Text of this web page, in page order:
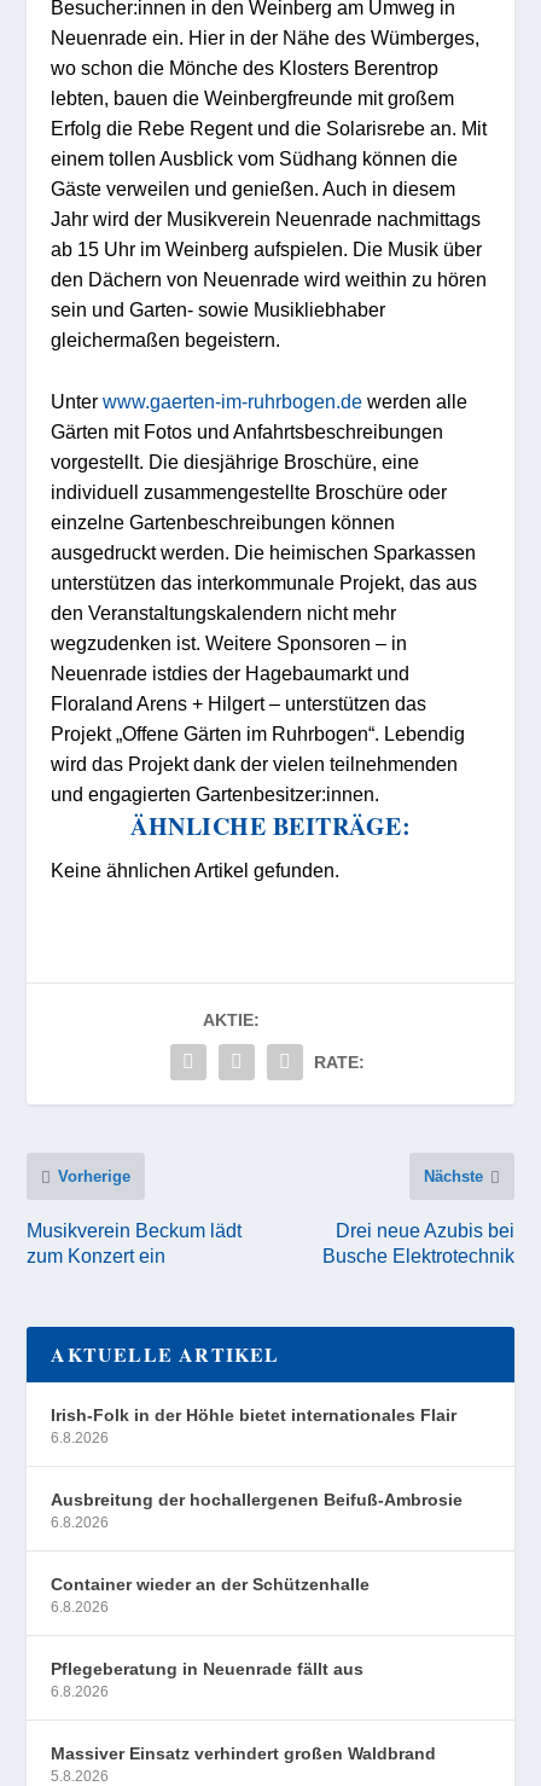
Besucher:innen in den Weinberg am Umweg in
Neuenrade ein. Hier in der Nähe des Wümberges,
wo schon die Mönche des Klosters Berentrop
lebten, bauen die Weinbergfreunde mit großem
Erfolg die Rebe Regent und die Solarisrebe an. Mit
einem tollen Ausblick vom Südhang können die
Gäste verweilen und genießen. Auch in diesem
Jahr wird der Musikverein Neuenrade nachmittags
ab 15 Uhr im Weinberg aufspielen. Die Musik über
den Dächern von Neuenrade wird weithin zu hören
sein und Garten- sowie Musikliebhaber
gleichermaßen begeistern.
Unterwww.gaerten-im-ruhrbogen.de werden alle
Gärten mit Fotos und Anfahrtsbeschreibungen
vorgestellt. Die diesjährige Broschüre, eine
individuell zusammengestellte Broschüre oder
einzelne Gartenbeschreibungen können
ausgedruckt werden. Die heimischen Sparkassen
unterstützen das interkommunale Projekt, das aus
den Veranstaltungskalendern nicht mehr
wegzudenken ist. Weitere Sponsoren – in
Neuenrade istdies der Hagebaumarkt und
Floraland Arens + Hilgert – unterstützen das
Projekt „Offene Gärten im Ruhrbogen“. Lebendig
wird das Projekt dank der vielen teilnehmenden
und engagierten Gartenbesitzer:innen.
ÄHNLICHE BEITRÄGE:
Keine ähnlichen Artikel gefunden.
AKTIE:
RATE:
Vorherige
Musikverein Beckum lädt
zum Konzert ein
Nächste
Drei neue Azubis bei
Busche Elektrotechnik
AKTUELLE ARTIKEL
Irish-Folk in der Höhle bietet internationales Flair
6.8.2026
Ausbreitung der hochallergenen Beifuß-Ambrosie
6.8.2026
Container wieder an der Schützenhalle
6.8.2026
Pflegeberatung in Neuenrade fällt aus
6.8.2026
Massiver Einsatz verhindert großen Waldbrand
5.8.2026